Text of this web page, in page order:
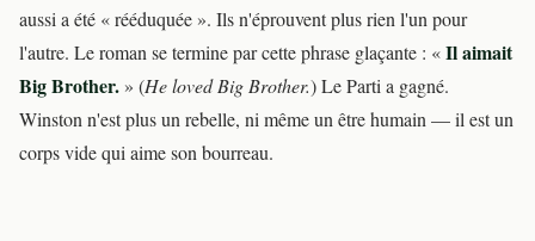
aussi a été « rééduquée ». Ils n'éprouvent plus rien l'un pour
l'autre. Le roman se termine par cette phrase glaçante : «Il aimait
Big Brother. » (He loved Big Brother.) Le Parti a gagné.
Winston n'est plus un rebelle, ni même un être humain — il est un
corps vide qui aime son bourreau.